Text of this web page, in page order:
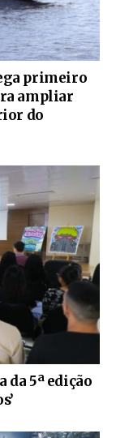
primeiro
ampliar
do
da 5ª edição